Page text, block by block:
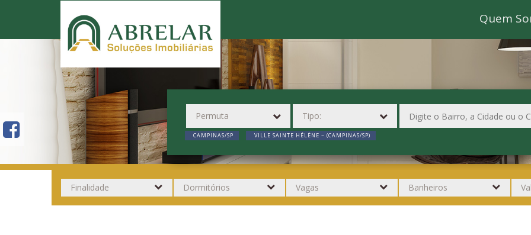
Quem
CAMPINAS/SP VILLE SAINTE HÉLÈNE ~ (CAMPINAS/SP)